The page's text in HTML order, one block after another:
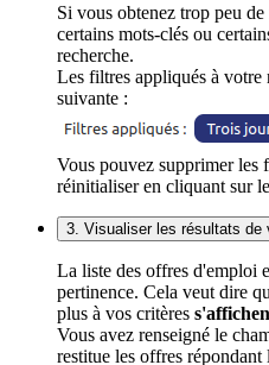
Si vous obtenez trop peu
certains mots-clés ou
recherche.
Les filtres appliqués à votre
suivante :
Vous pouvez supprimer les
réinitialiser en cliquant sur
3. Visualiser les résultats de
La liste des offres d'emploi
pertinence. Cela veut dire
plus à vos critères
Vous avez renseigné le
restitue les offres